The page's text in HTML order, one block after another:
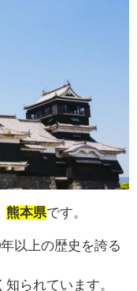
熊本県です。
以上の歴史を誇る
られています。